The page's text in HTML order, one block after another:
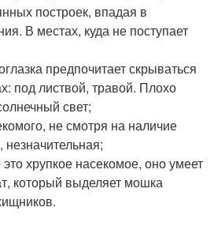
построек, впадая в
В местах, куда не поступает
предпочитает скрываться
под листвой, травой. Плохо
свет;
не смотря на наличие
хрупкое насекомое, оно умеет
который выделяет мошка